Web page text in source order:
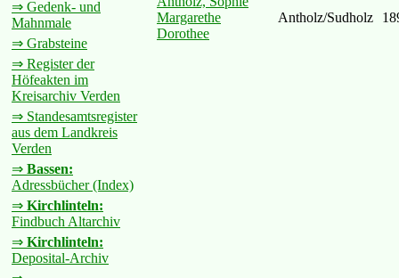
⇒ Gedenk- und
Mahnmale
⇒ Grabsteine
⇒ Register der
Höfeakten im
Kreisarchiv Verden
⇒ Standesamtsregister
aus dem Landkreis
Verden
⇒ Bassen:
Adressbücher (Index)
⇒ Kirchlinteln:
Findbuch Altarchiv
⇒ Kirchlinteln:
Deposital-Archiv
Margarethe
Dorothee
Antholz/Sudholz